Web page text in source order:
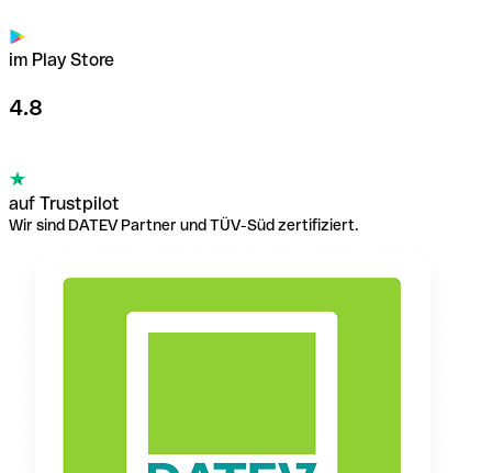
im Play Store
4.8
auf Trustpilot
Wir sind DATEV Partner und TÜV-Süd zertifiziert.